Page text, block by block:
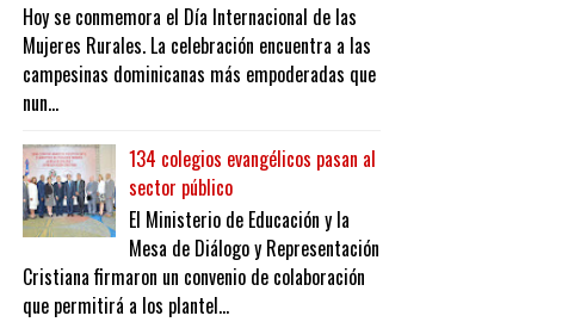
Hoy se conmemora el Día Internacional de las
Mujeres Rurales. La celebración encuentra a las
campesinas dominicanas más empoderadas que
nun...
134 colegios evangélicos pasan al
sector público
El Ministerio de Educación y la
Mesa de Diálogo y Representación
Cristiana firmaron un convenio de colaboración
que permitirá a los plantel...